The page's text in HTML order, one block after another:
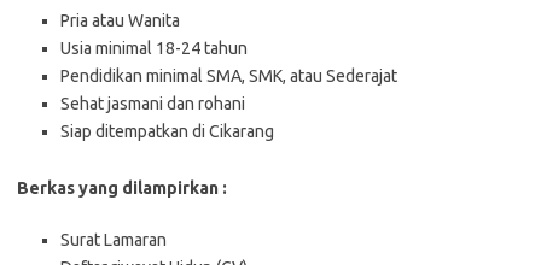
Pria atau Wanita
Usia minimal 18-24 tahun
Pendidikan minimal SMA, SMK, atau Sederajat
Sehat jasmani dan rohani
Siap ditempatkan di Cikarang
Berkas yang dilampirkan :
Surat Lamaran